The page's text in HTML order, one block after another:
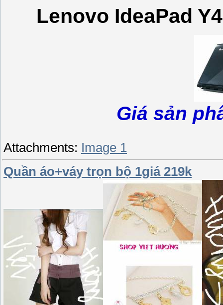
Lenovo IdeaPad
Giá sản
Attachments: Image 1
Quần áo+váy trọn bộ 1giá 219k